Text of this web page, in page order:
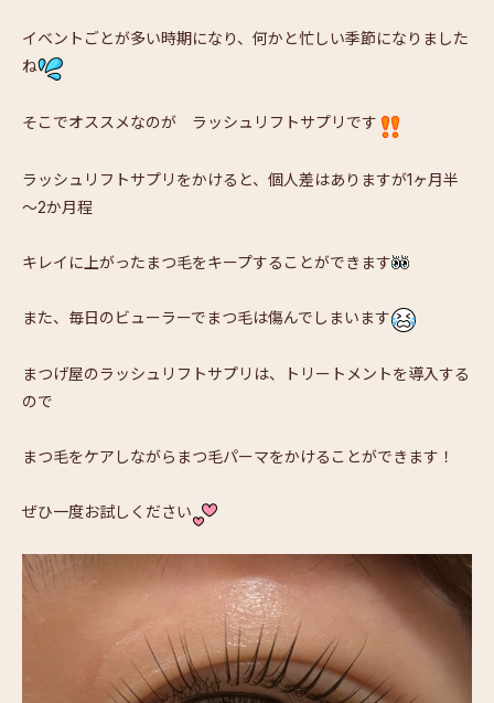
イベントごとが多い時期になり、何かと忙しい季節になりました
ね
そこでオススメなのが ラッシュリフトサプリです
ラッシュリフトサプリをかけると、個人差はありますが1ヶ月半
～2か月程
キレイに上がったまつ毛をキープすることができます
また、毎日のビューラーでまつ毛は傷んでしまいます
まつげ屋のラッシュリフトサプリは、トリートメントを導入する
ので
まつ毛をケアしながらまつ毛パーマをかけることができます！
ぜひ一度お試しください